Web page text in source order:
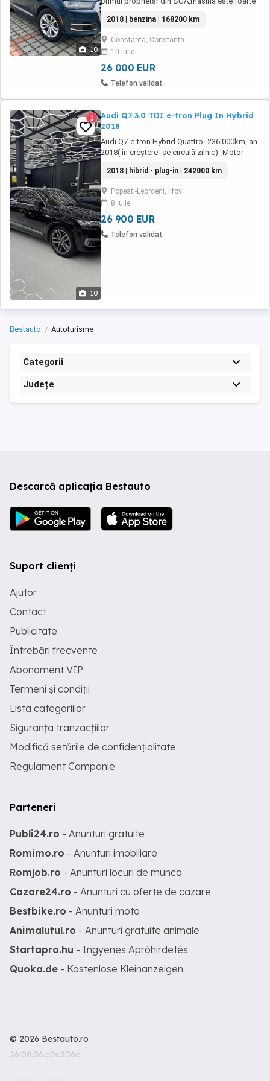
10
2018 | benzina | 168200 km
Constanta, Constanta
10 iulie
26 000 EUR
Telefon validat
10
1
Audi Q7 3.0 TDI e-tron Plug In Hybrid
2018
Audi Q7-e-tron Hybrid Quattro -236.000km, an
2018( în creștere- se circulă zilnic) -Motor
700Nm -Euro 6 -Autonomie REALA ( nu
declarata) condus full electric - 26 KM -Bord
digital Audi Virtual Cockpit -Faruri full Led -
Semnalizare fata +spate Led cu lumini
dinamice -Lumini ...
2018 | hibrid - plug-in | 242000 km
Popesti-Leordeni, Ilfov
8 iulie
26 900 EUR
Telefon validat
Bestauto Autoturisme
Categorii
Județe
Descarcă aplicația Bestauto
Suport clienți
Ajutor
Contact
Publicitate
Întrebări frecvente
Abonament VIP
Termeni și condiții
Lista categoriilor
Siguranța tranzacțiilor
Modifică setările de confidențialitate
Regulament Campanie
Parteneri
Publi24.ro - Anunturi gratuite
Romimo.ro - Anunturi imobiliare
Romjob.ro - Anunturi locuri de munca
Cazare24.ro - Anunturi cu oferte de cazare
Bestbike.ro - Anunturi moto
Animalutul.ro - Anunturi gratuite animale
Startapro.hu - Ingyenes Apróhirdetés
Quoka.de - Kostenlose Kleinanzeigen
© 2026 Bestauto.ro
26.08.06.c0c206c